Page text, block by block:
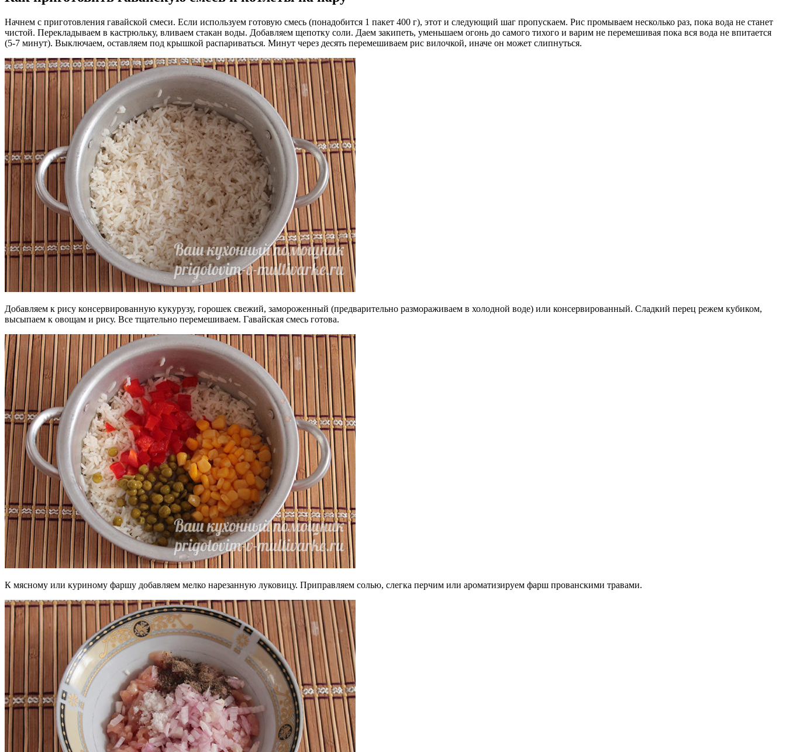
Начнем с приготовления гавайской смеси. Если используем готовую смесь (понадобится 1 пакет 400 г), этот и следующий шаг пропускаем. Рис промываем несколько раз, пока вода не станет
чистой. Перекладываем в кастрюльку, вливаем стакан воды. Добавляем щепотку соли. Даем закипеть, уменьшаем огонь до самого тихого и варим не перемешивая пока вся вода не впитается
(5-7 минут). Выключаем, оставляем под крышкой распариваться. Минут через десять перемешиваем рис вилочкой, иначе он может слипнуться.
Добавляем к рису консервированную кукурузу, горошек свежий, замороженный (предварительно размораживаем в холодной воде) или консервированный. Сладкий перец режем кубиком,
высыпаем к овощам и рису. Все тщательно перемешиваем. Гавайская смесь готова.
К мясному или куриному фаршу добавляем мелко нарезанную луковицу. Приправляем солью, слегка перчим или ароматизируем фарш прованскими травами.